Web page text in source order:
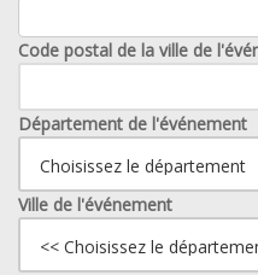
Code postal de la ville de
Département de l'événement
Ville de l'événement